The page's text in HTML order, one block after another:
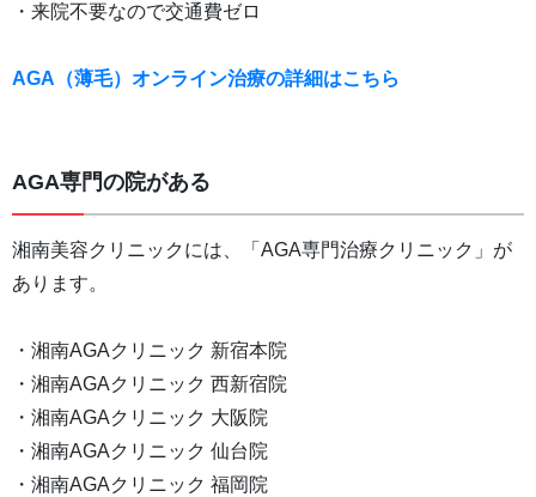
・来院不要なので交通費ゼロ
AGA（薄毛）オンライン治療の詳細はこちら
AGA専門の院がある
湘南美容クリニックには、「AGA専門治療クリニック」が
あります。
・湘南AGAクリニック 新宿本院
・湘南AGAクリニック 西新宿院
・湘南AGAクリニック 大阪院
・湘南AGAクリニック 仙台院
・湘南AGAクリニック 福岡院